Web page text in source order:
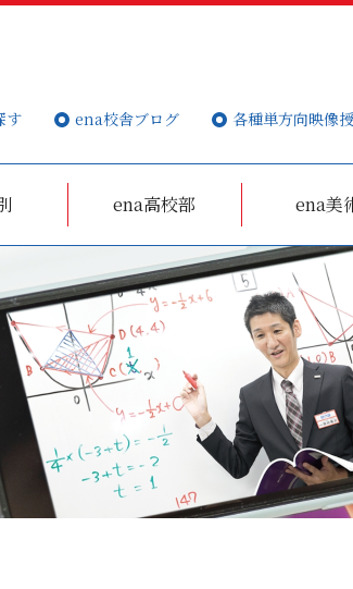
す ena校舎ブログ 各種単方向映像
ena高校部 ena美